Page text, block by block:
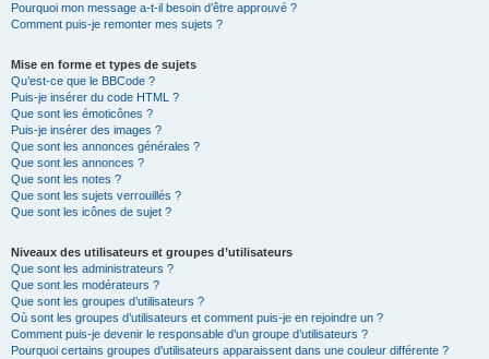
Pourquoi mon message a-t-il besoin d’être approuvé ?
Comment puis-je remonter mes sujets ?
Mise en forme et types de sujets
Qu’est-ce que le BBCode ?
Puis-je insérer du code HTML ?
Que sont les émoticônes ?
Puis-je insérer des images ?
Que sont les annonces générales ?
Que sont les annonces ?
Que sont les notes ?
Que sont les sujets verrouillés ?
Que sont les icônes de sujet ?
Niveaux des utilisateurs et groupes d’utilisateurs
Que sont les administrateurs ?
Que sont les modérateurs ?
Que sont les groupes d’utilisateurs ?
Où sont les groupes d’utilisateurs et comment puis-je en rejoindre un ?
Comment puis-je devenir le responsable d’un groupe d’utilisateurs ?
Pourquoi certains groupes d’utilisateurs apparaissent dans une couleur différente ?